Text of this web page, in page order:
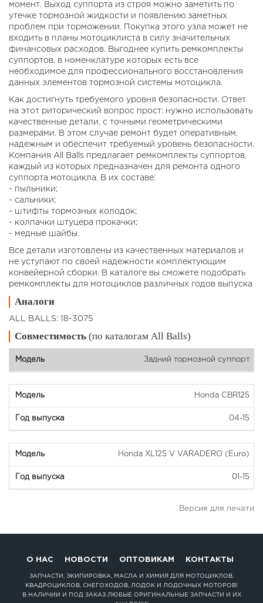
момент. Выход суппорта из строя можно заметить по
утечке тормозной жидкости и появлению заметных
проблем при торможении. Покупка этого узла может не
входить в планы мотоциклиста в силу значительных
финансовых расходов. Выгоднее купить ремкомплекты
суппортов, в номенклатуре которых есть все
необходимое для профессионального восстановления
данных элементов тормозной системы мотоцикла.
Как достигнуть требуемого уровня безопасности. Ответ
на этот риторический вопрос прост: нужно использовать
качественные детали, с точными геометрическими
размерами. В этом случае ремонт будет оперативным,
надежным и обеспечит требуемый уровень безопасности.
Компания All Balls предлагает ремкомплекты суппортов,
каждый из которых предназначен для ремонта одного
суппорта мотоцикла. В их составе:
- пыльники;
- сальники;
- штифты тормозных колодок;
- колпачки штуцера прокачки;
- медные шайбы.
Все детали изготовлены из качественных материалов и
не уступают по своей надежности комплектующим
конвейерной сборки. В каталоге вы сможете подобрать
ремкомплекты для мотоциклов различных годов выпуска
Аналоги
ALL BALLS: 18-3075
Совместимость (по каталогам All Balls)
Задний тормозной суппорт
Honda CBR125
04-15
Honda XL125 V VARADERO (Euro)
01-15
Версия для печати
О НАС НОВОСТИ ОПТОВИКАМ КОНТАКТЫ
ЗАПЧАСТИ, ЭКИПИРОВКА, МАСЛА И ХИМИЯ ДЛЯ МОТОЦИКЛОВ,
КВАДРОЦИКЛОВ, СНЕГОХОДОВ, ЛОДОК И ЛОДОЧНЫХ МОТОРОВ!
В НАЛИЧИИ И ПОД ЗАКАЗ ЛЮБЫЕ ОРИГИНАЛЬНЫЕ ЗАПЧАСТИ И ИХ